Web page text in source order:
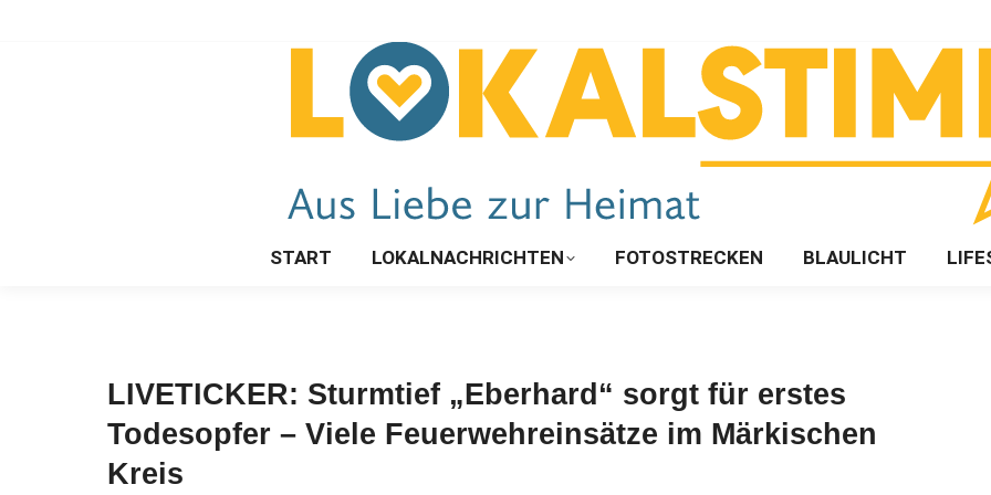
START LOKALNACHRICHTEN FOTOSTRECKEN BLAULICHT
LIVETICKER: Sturmtief „Eberhard“ sorgt für erstes
Todesopfer – Viele Feuerwehreinsätze im Märkischen
Kreis